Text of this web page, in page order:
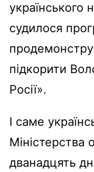
українського
судилося
підкорити
Росії».
І саме
Міністерства
дванадцять